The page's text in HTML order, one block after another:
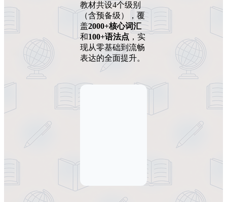
教材共设4个级别
（含预备级），覆
盖2000+核心词汇
和100+语法点 ，实
现从零基础到流畅
表达的全面提升。